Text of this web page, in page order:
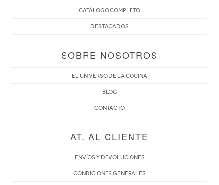
CATÁLOGO COMPLETO
DESTACADOS
SOBRE NOSOTROS
EL UNIVERSO DE LA COCINA
BLOG
CONTACTO
AT. AL CLIENTE
ENVÍOS Y DEVOLUCIONES
CONDICIONES GENERALES